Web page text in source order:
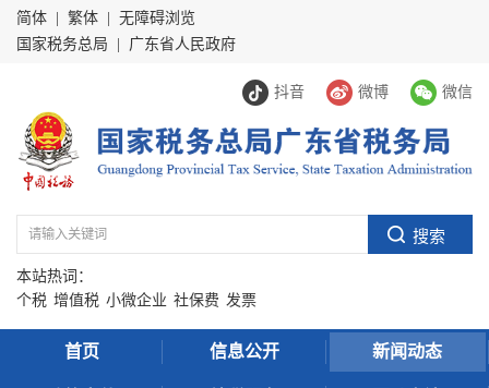
简体 繁体
无障碍浏览
国家税务总局
广东省人民政府
抖音 微博 微信
本站热词：
个税 增值税 小微企业 社保费 发票
首页 信息公开 新闻动态